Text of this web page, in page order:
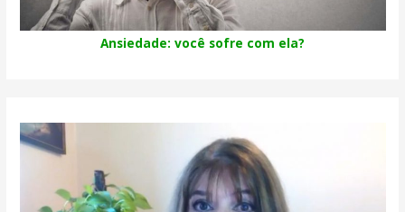
Ansiedade: você sofre com ela?